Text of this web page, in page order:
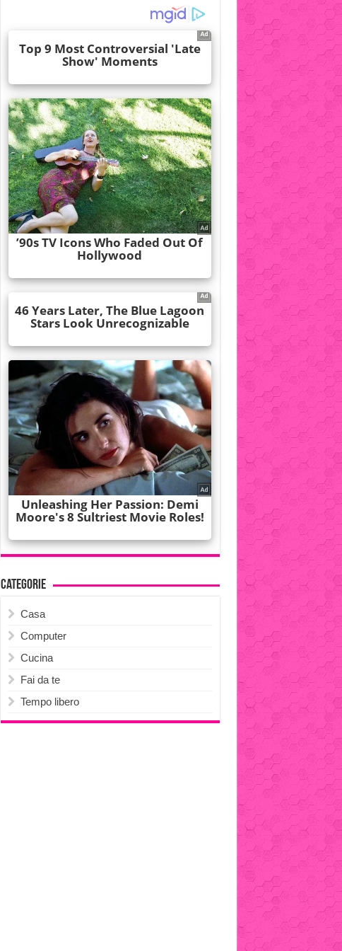
Categorie
Casa
Computer
Cucina
Fai da te
Tempo libero